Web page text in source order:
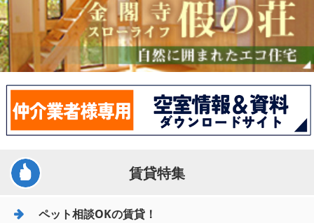
賃貸特集
ペット相談OKの賃貸！